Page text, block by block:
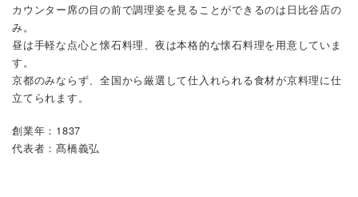
カウンター席の目の前で調理姿を見ることができるのは日比谷店の
み。
昼は手軽な点心と懐石料理、夜は本格的な懐石料理を用意していま
す。
京都のみならず、全国から厳選して仕入れられる食材が京料理に仕
立てられます。
創業年：1837
代表者：髙橋義弘